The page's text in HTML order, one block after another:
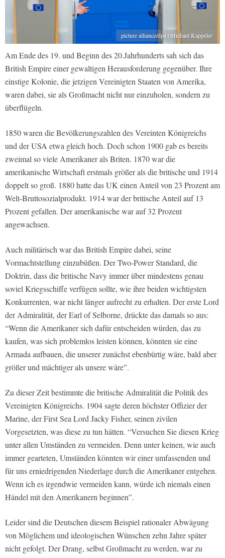
picture alliance/dpa | Michael Kappeler
Am Ende des 19. und Beginn des 20.Jahrhunderts sah sich das
British Empire einer gewaltigen Herausforderung gegenüber. Ihre
einstige Kolonie, die jetzigen Vereinigten Staaten von Amerika,
waren dabei, sie als Großmacht nicht nur einzuholen, sondern zu
überflügeln.
1850 waren die Bevölkerungszahlen des Vereinten Königreichs
und der USA etwa gleich hoch. Doch schon 1900 gab es bereits
zweimal so viele Amerikaner als Briten. 1870 war die
amerikanische Wirtschaft erstmals größer als die britische und 1914
doppelt so groß. 1880 hatte das UK einen Anteil von 23 Prozent am
Welt-Bruttosozialprodukt. 1914 war der britische Anteil auf 13
Prozent gefallen. Der amerikanische war auf 32 Prozent
angewachsen.
Auch militärisch war das British Empire dabei, seine
Vormachtstellung einzubüßen. Der Two-Power Standard, die
Doktrin, dass die britische Navy immer über mindestens genau
soviel Kriegsschiffe verfügen sollte, wie ihre beiden wichtigsten
Konkurrenten, war nicht länger aufrecht zu erhalten. Der erste Lord
der Admiralität, der Earl of Selborne, drückte das damals so aus:
“Wenn die Amerikaner sich dafür entscheiden würden, das zu
kaufen, was sich problemlos leisten können, könnten sie eine
Armada aufbauen, die unserer zunächst ebenbürtig wäre, bald aber
größer und mächtiger als unsere wäre”.
Zu dieser Zeit bestimmte die britische Admiralität die Politik des
Vereinigten Königreichs. 1904 sagte deren höchster Offizier der
Marine, der First Sea Lord Jacky Fisher, seinen zivilen
Vorgesetzten, was diese zu tun hätten. “Versuchen Sie diesen Krieg
unter allen Umständen zu vermeiden. Denn unter keinen, wie auch
immer gearteten, Umständen könnten wir einer umfassenden und
für uns erniedrigenden Niederlage durch die Amerikaner entgehen.
Wenn ich es irgendwie vermeiden kann, würde ich niemals einen
Händel mit den Amerikanern beginnen”.
Leider sind die Deutschen diesem Beispiel rationaler Abwägung
von Möglichem und ideologischen Wünschen zehn Jahre später
nicht gefolgt. Der Drang, selbst Großmacht zu werden, war zu